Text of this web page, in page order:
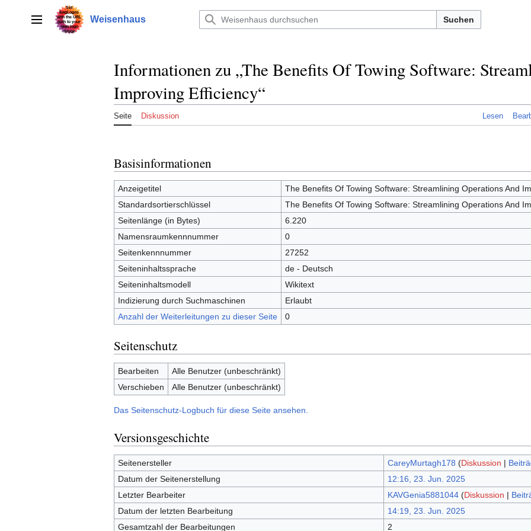
springenHauptmenü Weisenhaus Suchen
Informationen zu „The Benefits Of Towing Software:
Improving Efficiency“
Seite Diskussion Lesen
Basisinformationen
Anzeigetitel
The Benefits Of Towing Software: Streamlining Operations And
Standardsortierschlüssel
The Benefits Of Towing Software: Streamlining Operations And
Seitenlänge (in Bytes)
6.220
Namensraumkennnummer
0
Seitenkennnummer
27252
Seiteninhaltssprache
de - Deutsch
Seiteninhaltsmodell
Wikitext
Indizierung durch Suchmaschinen
Erlaubt
Anzahl der Weiterleitungen zu dieser Seite
0
Seitenschutz
Bearbeiten
Alle Benutzer (unbeschränkt)
Verschieben
Alle Benutzer (unbeschränkt)
Das Seitenschutz-Logbuch für diese Seite ansehen.
Versionsgeschichte
Seitenersteller CareyMurtagh178 (Diskussion |
Datum der Seitenerstellung
12:16, 23. Jun. 2025
Letzter Bearbeiter
KAVGenia5881044 (Diskussion |
Datum der letzten Bearbeitung
14:19, 23. Jun. 2025
Gesamtzahl der Bearbeitungen
2